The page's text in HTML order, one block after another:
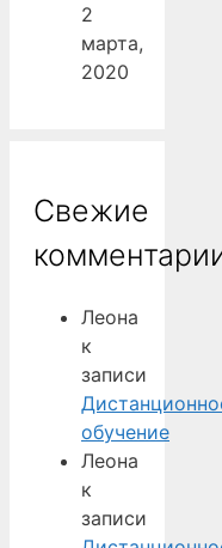
2
марта,
2020
Свежие
Леона
к
записи
обучение
Леона
к
записи